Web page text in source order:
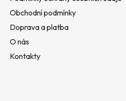
Obchodní podmínky
Doprava a platba
O nás
Kontakty